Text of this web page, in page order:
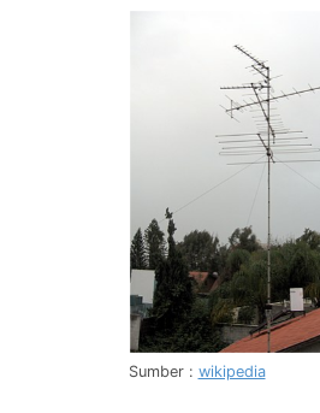
Sumber : wikipedia